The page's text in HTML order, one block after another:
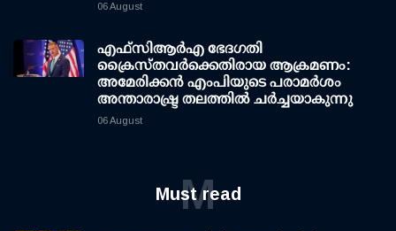
06 August
എഫ്‌സി‌ആര്‍‌എ ഭേദഗതി
ക്രൈസ്തവർക്കെതിരായ ആക്രമണം:
അമേരിക്കൻ എംപിയുടെ പരാമർശം
അന്താരാഷ്ട്ര തലത്തിൽ ചർച്ചയാകുന്നു
06 August
Must read
M